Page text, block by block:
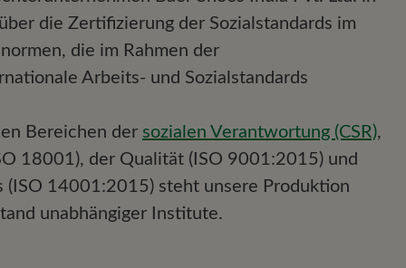
die Zertifizierung der Sozialstandards im
die im Rahmen der
Arbeits- und Sozialstandards
Bereichen der sozialen Verantwortung (CSR),
18001), der Qualität (ISO 9001:2015) und
(ISO 14001:2015) steht unsere Produktion
unabhängiger Institute.